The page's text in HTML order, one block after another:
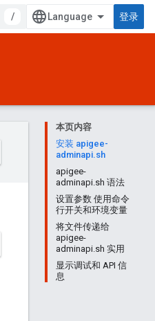
/ 登录
本页内容
安装 apigee-
adminapi.sh
apigee-
adminapi.sh 语法
设置参数 使用命令
行开关和环境变量
将文件传递给
apigee-
adminapi.sh 实用
显示调试和 API 信
息